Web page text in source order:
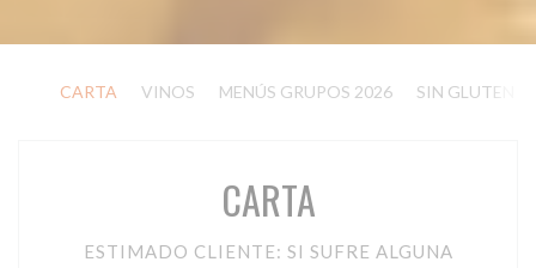
CARTA VINOS MENÚS GRUPOS 2026 SIN GLUTEN
CARTA
ESTIMADO CLIENTE: SI SUFRE ALGUNA